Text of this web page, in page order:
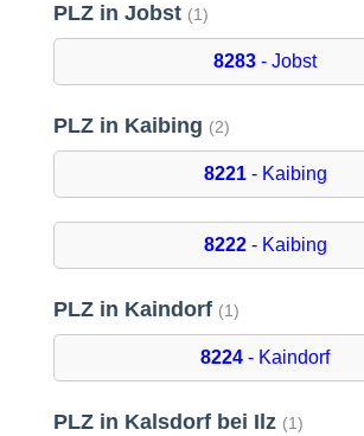
PLZ in Jobst (1)
8283 - Jobst
PLZ in Kaibing (2)
8221- Kaibing
8222- Kaibing
PLZ in Kaindorf (1)
8224 - Kaindorf
PLZ in Kalsdorf bei Ilz (1)